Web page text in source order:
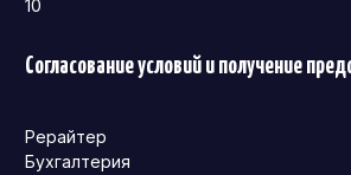
10
Согласование условий и получение
Рерайтер
Бухгалтерия